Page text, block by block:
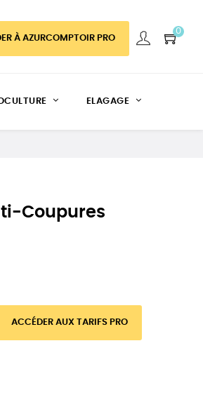
À AZURCOMPTOIR PRO
0
ELAGAGE
Coupures
ACCÉDER AUX TARIFS PRO